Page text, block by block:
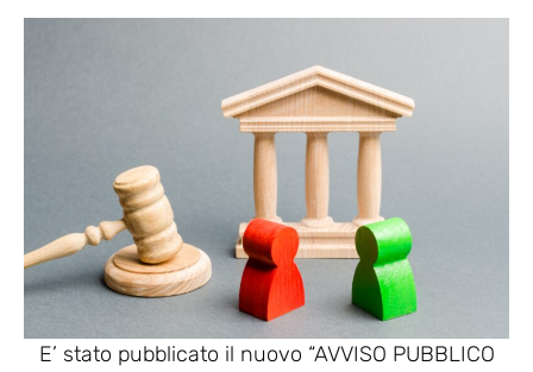
E’ stato pubblicato il nuovo “AVVISO PUBBLICO